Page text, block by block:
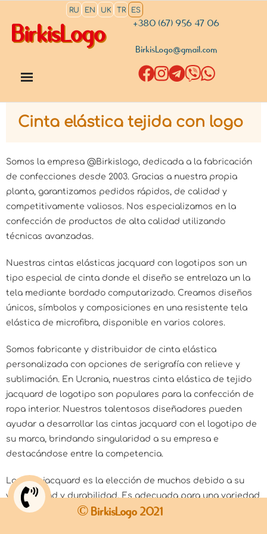
BirkisLogo
RU EN UK TR ES
+380 (67) 956 47 06
BirkisLogo@gmail.com
Cinta elástica tejida con logo
Somos la empresa @Birkislogo, dedicada a la fabricación
de confecciones desde 2003. Gracias a nuestra propia
planta, garantizamos pedidos rápidos, de calidad y
competitivamente valiosos. Nos especializamos en la
confección de productos de alta calidad utilizando
técnicas avanzadas.
Nuestras cintas elásticas jacquard con logotipos son un
tipo especial de cinta donde el diseño se entrelaza un la
tela mediante bordado computarizado. Creamos diseños
únicos, símbolos y composiciones en una resistente tela
elástica de microfibra, disponible en varios colores.
Somos fabricante y distribuidor de cinta elástica
personalizada con opciones de serigrafía con relieve y
sublimación. En Ucrania, nuestras cinta elástica de tejido
jacquard de logotipo son populares para la confección de
ropa interior. Nuestros talentosos diseñadores pueden
ayudar a desarrollar las cintas jacquard con el logotipo de
su marca, brindando singularidad a su empresa e
destacándose entre la competencia.
La cinta jacquard es la elección de muchos debido a su
versatilidad y durabilidad. Es adecuada para una variedad
de prendas, desde vestidos hasta chaquetas, así como
© BirkisLogo 2021